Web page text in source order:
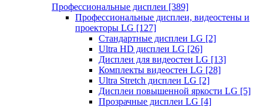
Профессиональные дисплеи [389]
Профессиональные дисплеи, видеостены и
проекторы LG [127]
Стандартные дисплеи LG [2]
Ultra HD дисплеи LG [26]
Дисплеи для видеостен LG [13]
Комплекты видеостен LG [28]
Ultra Stretch дисплеи LG [2]
Дисплеи повышенной яркости LG [5]
Прозрачные дисплеи LG [4]